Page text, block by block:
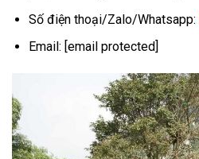
Số điện thoại/Zalo/Whatsapp:
Email: [email protected]